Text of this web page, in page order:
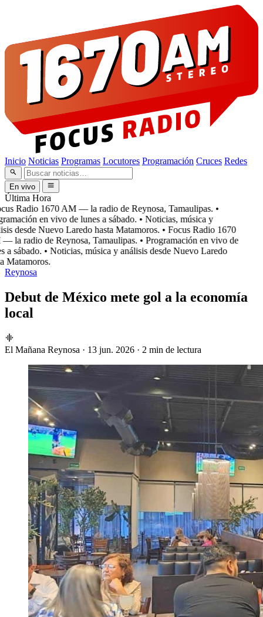
Inicio Noticias Programas Locutores Programación Cruces Redes
En vivo
Última Hora
Radio 1670 AM — la radio de Reynosa, Tamaulipas. •
en vivo de lunes a sábado. • Noticias, música y
desde Nuevo Laredo hasta Matamoros. • Focus Radio 1670
la radio de Reynosa, Tamaulipas. • Programación en vivo de
a sábado. • Noticias, música y análisis desde Nuevo Laredo
Matamoros.
Reynosa
Debut de México mete gol a la economía
local
El Mañana Reynosa · 13 jun. 2026 · 2 min de lectura